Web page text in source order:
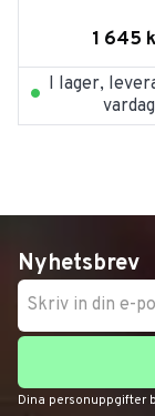
1 645
I lager,
Nyhetsbrev
Dina personuppgifter